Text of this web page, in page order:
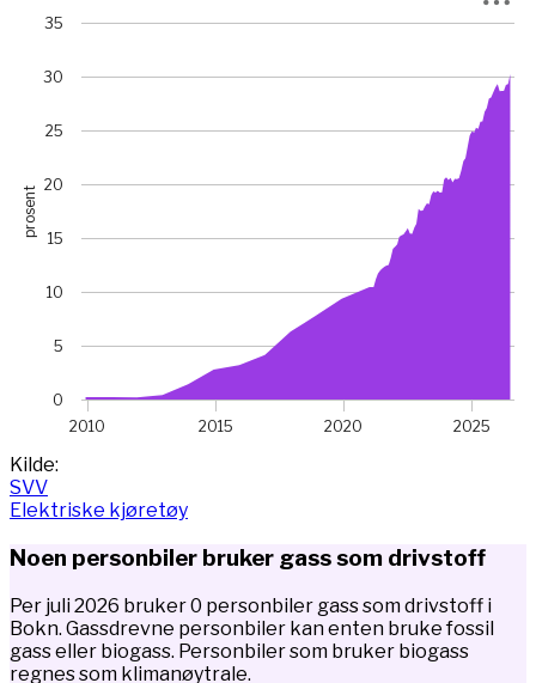
View as data table, Chart
The chart has 1 X axis displaying Time. Data ranges from
The chart has 1 Y axis displaying prosent. Data ranges
prosent
2010 2015 2020 2025
0
5
10
15
20
25
30
35
End of interactive chart.
Kilde:
SVV
Elektriske kjøretøy
Noen personbiler bruker gass som drivstoff
Per juli 2026 bruker 0 personbiler gass som drivstoff i
Bokn. Gassdrevne personbiler kan enten bruke fossil
gass eller biogass. Personbiler som bruker biogass
regnes som klimanøytrale.